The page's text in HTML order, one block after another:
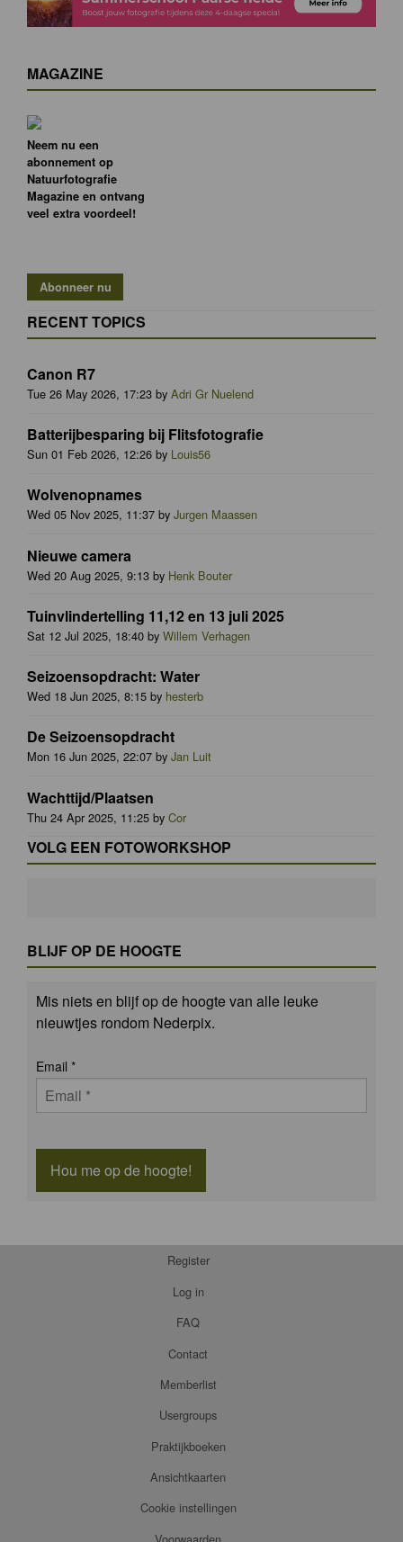
MAGAZINE
Neem nu een
abonnement op
Natuurfotografie
Magazine en ontvang
veel extra voordeel!
RECENT TOPICS
Canon R7
Tue 26 May 2026, 17:23 by Adri Gr Nuelend
Batterijbesparing bij Flitsfotografie
Sun 01 Feb 2026, 12:26 by Louis56
Wolvenopnames
Wed 05 Nov 2025, 11:37 by Jurgen Maassen
Nieuwe camera
Wed 20 Aug 2025, 9:13 by Henk Bouter
Tuinvlindertelling 11,12 en 13 juli 2025
Sat 12 Jul 2025, 18:40 by Willem Verhagen
Seizoensopdracht: Water
Wed 18 Jun 2025, 8:15 by hesterb
De Seizoensopdracht
Mon 16 Jun 2025, 22:07 by Jan Luit
Wachttijd/Plaatsen
Thu 24 Apr 2025, 11:25 by Cor
VOLG EEN FOTOWORKSHOP
BLIJF OP DE HOOGTE
Mis niets en blijf op de hoogte van alle leuke
nieuwtjes rondom Nederpix.
Email *
Hou me op de hoogte!
Register
Log in
FAQ
Contact
Memberlist
Usergroups
Praktijkboeken
Ansichtkaarten
Cookie instellingen